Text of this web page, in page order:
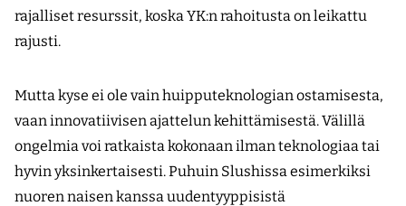
rajalliset resurssit, koska YK:n rahoitusta on leikattu
rajusti.
Mutta kyse ei ole vain huipputeknologian ostamisesta,
vaan innovatiivisen ajattelun kehittämisestä. Välillä
ongelmia voi ratkaista kokonaan ilman teknologiaa tai
hyvin yksinkertaisesti. Puhuin Slushissa esimerkiksi
nuoren naisen kanssa uudentyyppisistä